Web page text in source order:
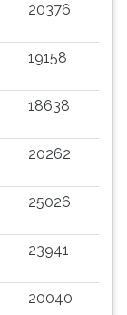
20376
19158
18638
20262
25026
23941
20040